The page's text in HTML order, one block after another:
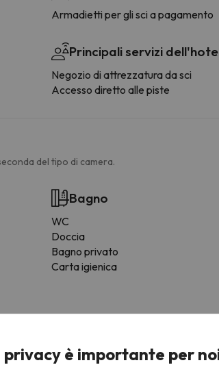
Armadietti per gli sci a pagamento
Principali servizi
Negozio di attrezzatura da sci
Accesso diretto alle piste
del tipo di camera.
Bagno
WC
Doccia
Bagno privato
Carta igienica
privacy è importante per